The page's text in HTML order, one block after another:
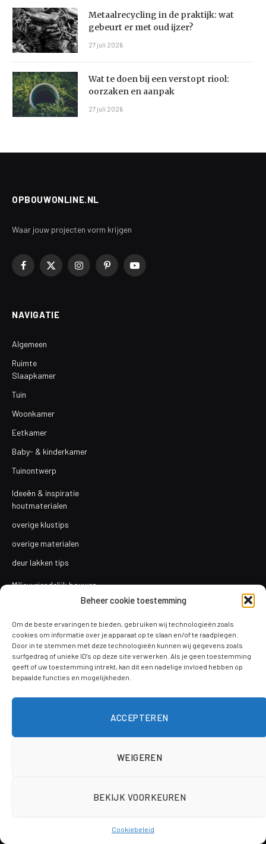
Beheer cookie toestemming
Om de beste ervaringen te bieden, gebruiken wij technologieën zoals
cookies om informatie over je apparaat op te slaan en/of te raadplegen.
Door in te stemmen met deze technologieën kunnen wij gegevens zoals
surfgedrag of unieke ID's op deze site verwerken. Als je geen toestemming
geeft of uw toestemming intrekt, kan dit een nadelige invloed hebben op
bepaalde functies en mogelijkheden.
ACCEPTEREN
WEIGEREN
BEKIJK VOORKEUREN
Cookiebeleid
Metaalrecycling in de praktijk: wat
gebeurt er met oud ijzer?
27 juli 2026
Wat te doen bij een verstopt riool:
oorzaken en aanpak
27 juli 2026
OPBOUWONLINE.NL
Waar jouw projecten vorm krijgen
Facebook
X
InstagramPinterestYouTube
NAVIGATIE
Algemeen
Ruimte
Slaapkamer
Tuin
Woonkamer
Eetkamer
Baby- & kinderkamer
Tuinontwerp
Ideeën & inspiratie
houtmaterialen
overige klustips
overige materialen
deur lakken tips
Milieuvriendelijk bouwen
Verf en afwerkingen
Schilderen en decoreren
Vergunningen
bouwkwaliteit
Duurzaam edelsteen gehoor